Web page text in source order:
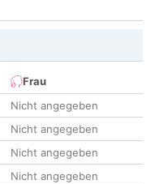
Frau
Nicht angegeben
Nicht angegeben
Nicht angegeben
Nicht angegeben